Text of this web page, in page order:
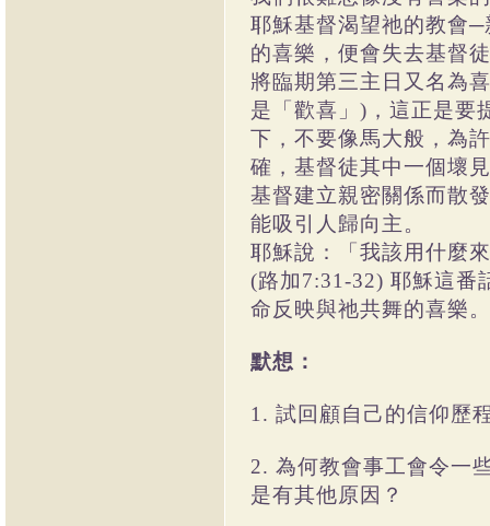
耶穌基督渴望祂的教會
的喜樂，便會失去基督
將臨期第三主日又名為
是「歡喜」)，這正是要
下，不要像馬大般，為
確，基督徒其中一個壞
基督建立親密關係而散
能吸引人歸向主。
耶穌說：「我該用什麼
(路加7:31-32) 耶穌這番
命反映與祂共舞的喜樂。
默想：
1. 試回顧自己的信仰歷
2. 為何教會事工會令一
是有其他原因？